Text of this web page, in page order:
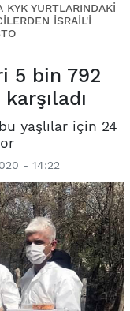
KYK YURTLARINDAKİ
İSRAİL'İ
5 bin 792
yaşlılar için 24
- 14:22